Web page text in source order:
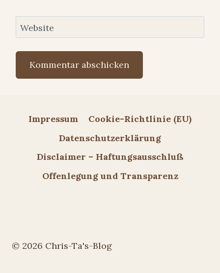
Website
Impressum
Cookie-Richtlinie (EU)
Datenschutzerklärung
Disclaimer – Haftungsausschluß
Offenlegung und Transparenz
© 2026 Chris-Ta's-Blog